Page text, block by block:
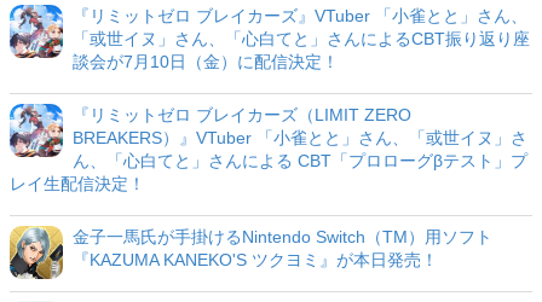
『リミットゼロ ブレイカーズ』VTuber 「小雀とと」さん、
「或世イヌ」さん、「心白てと」さんによるCBT振り返り座
談会が7月10日（金）に配信決定！
『リミットゼロ ブレイカーズ（LIMIT ZERO
BREAKERS）』VTuber 「小雀とと」さん、「或世イヌ」さ
ん、「心白てと」さんによる CBT「プロローグβテスト」プ
レイ生配信決定！
金子一馬氏が手掛けるNintendo Switch（TM）用ソフト
『KAZUMA KANEKO'S ツクヨミ』が本日発売！